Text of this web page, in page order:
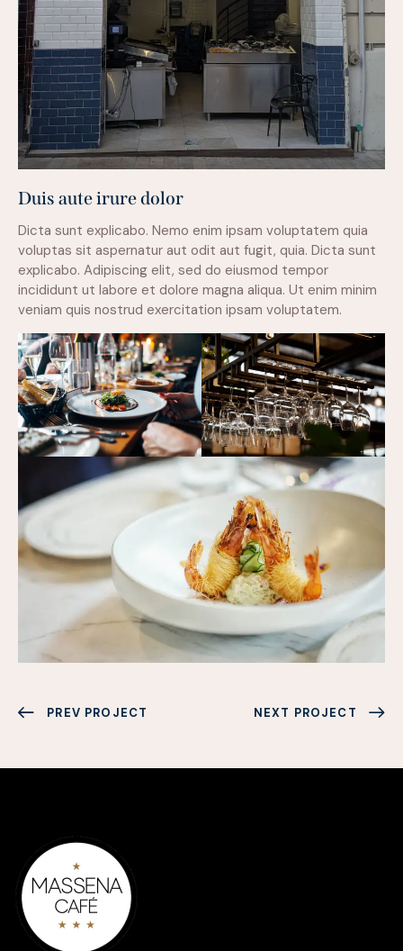
Duis aute irure dolor
Dicta sunt explicabo. Nemo enim ipsam voluptatem quia
voluptas sit aspernatur aut odit aut fugit, quia. Dicta sunt
explicabo. Adipiscing elit, sed do eiusmod tempor
incididunt ut labore et dolore magna aliqua. Ut enim minim
veniam quis nostrud exercitation ipsam voluptatem.
PREV PROJECT NEXT PROJECT